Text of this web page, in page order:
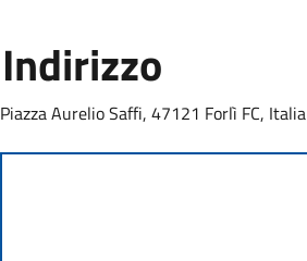
Indirizzo
Piazza Aurelio Saffi, 47121 Forlì FC, Italia